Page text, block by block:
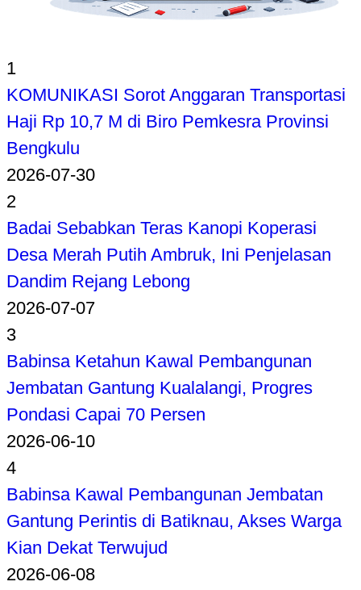
1
KOMUNIKASI Sorot Anggaran Transportasi
Haji Rp 10,7 M di Biro Pemkesra Provinsi
Bengkulu
2026-07-30
2
Badai Sebabkan Teras Kanopi Koperasi
Desa Merah Putih Ambruk, Ini Penjelasan
Dandim Rejang Lebong
2026-07-07
3
Babinsa Ketahun Kawal Pembangunan
Jembatan Gantung Kualalangi, Progres
Pondasi Capai 70 Persen
2026-06-10
4
Babinsa Kawal Pembangunan Jembatan
Gantung Perintis di Batiknau, Akses Warga
Kian Dekat Terwujud
2026-06-08